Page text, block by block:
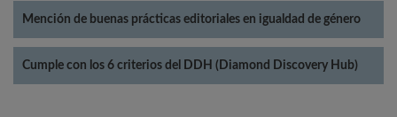
Mención de buenas prácticas editoriales en igualdad de género
Cumple con los 6 criterios del DDH (Diamond Discovery Hub)